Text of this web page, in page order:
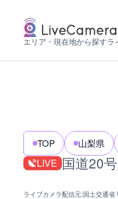
エリア・現在地から探すラ
TOP 山梨県
LIVE 国道20
ライブカメラ配信元:国土交通省